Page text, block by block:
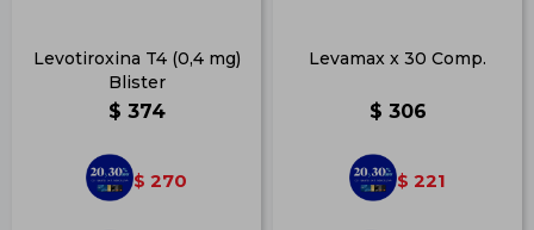
Levotiroxina T4 (0,4 mg)
Blister
$ 374
$ 270
Levamax x 30 Comp.
$ 306
$ 221